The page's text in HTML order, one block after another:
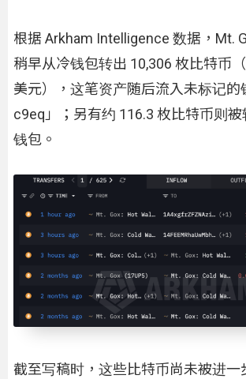
根据 Arkham Intelligence 数据，Mt.
稍早从冷钱包转出 10,306 枚比特币
美元），这笔资产随后流入未标记的
c9eq」；另有约 116.3 枚比特币则被
钱包。
截至写稿时，这些比特币尚未被进一